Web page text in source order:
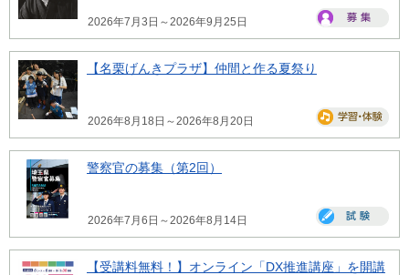
2026年7月3日～2026年9月25日
【名栗げんきプラザ】仲間と作る夏祭り
2026年8月18日～2026年8月20日
警察官の募集（第2回）
2026年7月6日～2026年8月14日
【受講料無料！】オンライン「DX推進講座」を開講